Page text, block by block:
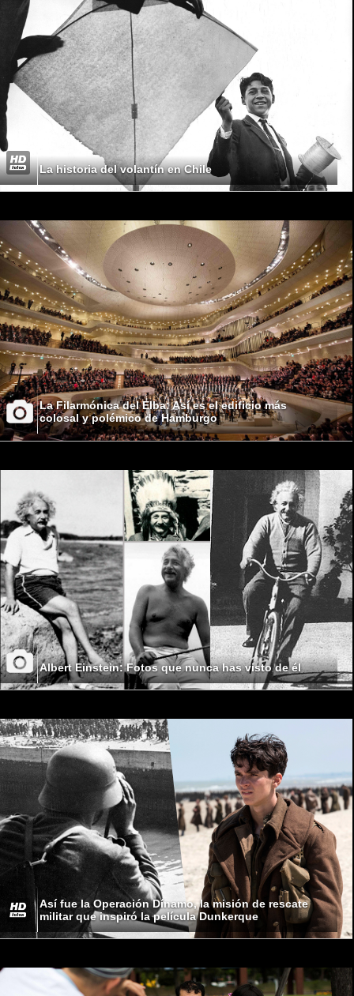
La historia del volantín en Chile
La Filarmónica del Elba: Así es el edificio más
colosal y polémico de Hamburgo
Albert Einstein: Fotos que nunca has visto de él
Así fue la Operación Dínamo, la misión de rescate
militar que inspiró la película Dunkerque